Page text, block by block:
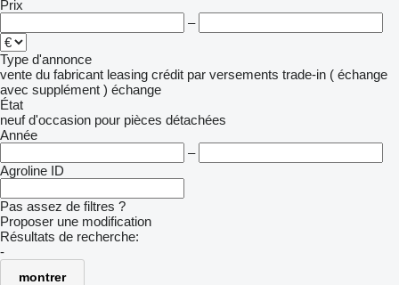
Prix
–
Type d'annonce
vente du fabricant leasing crédit par versements trade-in ( échange
avec supplément ) échange
État
neuf d'occasion pour pièces détachées
Année
–
Agroline ID
Pas assez de filtres ?
Proposer une modification
Résultats de recherche:
-
montrer